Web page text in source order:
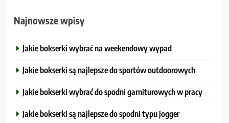
Najnowsze wpisy
Jakie bokserki wybrać na weekendowy wypad
Jakie bokserki są najlepsze do sportów outdoorowych
Jakie bokserki wybrać do spodni garniturowych w pracy
Jakie bokserki są najlepsze do spodni typu jogger